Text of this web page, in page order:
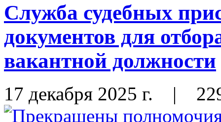
Служба судебных
документов для
вакантной должности
17 декабря 2025 г. |